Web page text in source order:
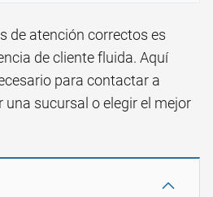
de atención correctos es
de cliente fluida. Aquí
para contactar a
una sucursal o elegir el mejor